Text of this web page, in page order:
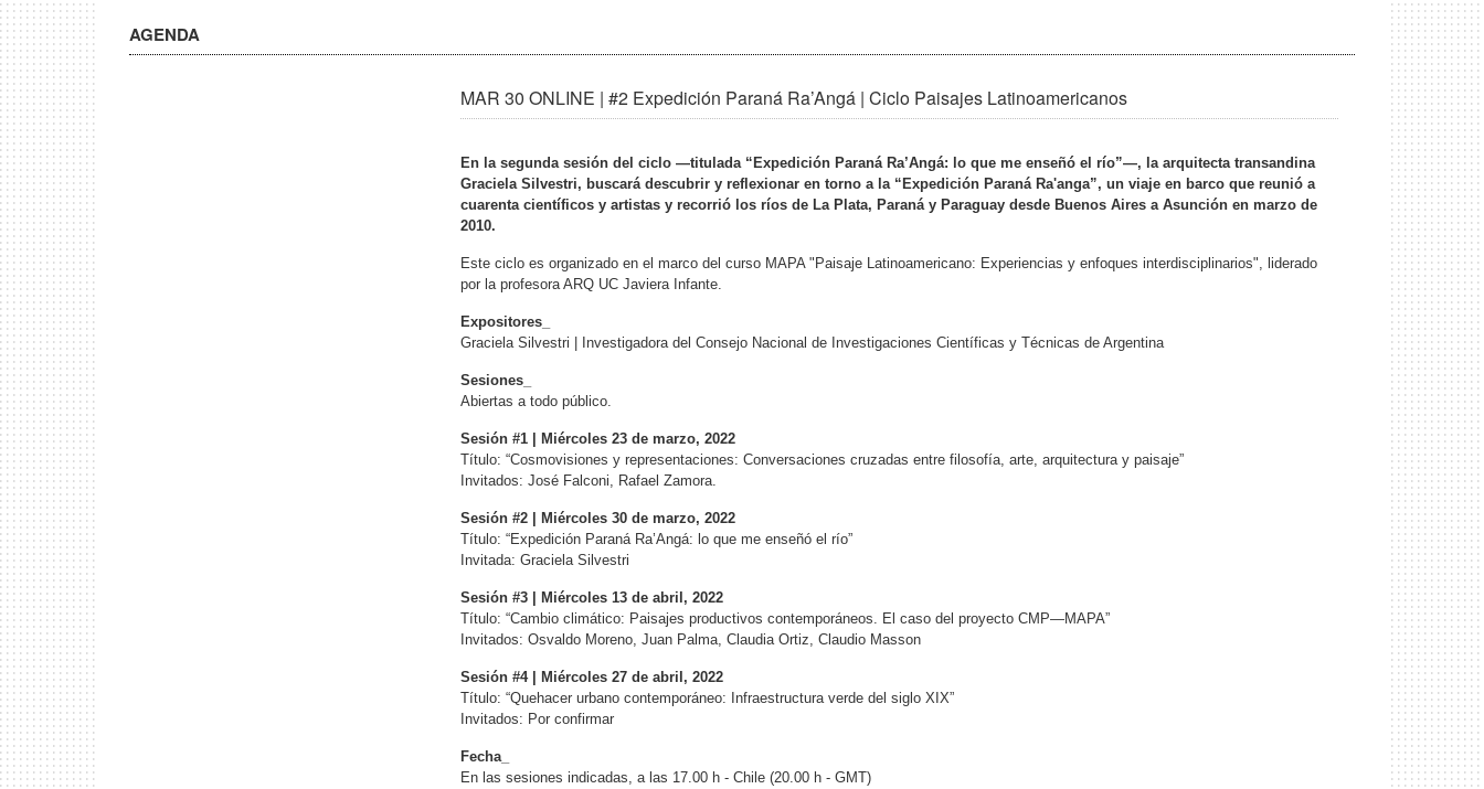
AGENDA
MAR 30 ONLINE | #2 Expedición Paraná Ra’Angá | Ciclo Paisajes Latinoamericanos
En la segunda sesión del ciclo —titulada “Expedición Paraná Ra’Angá: lo que me enseñó el río”—, la arquitecta transandina
Graciela Silvestri, buscará descubrir y reflexionar en torno a la “Expedición Paraná Ra'anga”, un viaje en barco que reunió a
cuarenta científicos y artistas y recorrió los ríos de La Plata, Paraná y Paraguay desde Buenos Aires a Asunción en marzo de
2010.
Este ciclo es organizado en el marco del curso MAPA "Paisaje Latinoamericano: Experiencias y enfoques interdisciplinarios", liderado
por la profesora ARQ UC Javiera Infante.
Expositores_
Graciela Silvestri | Investigadora del Consejo Nacional de Investigaciones Científicas y Técnicas de Argentina
Sesiones_
Abiertas a todo público.
Sesión #1 | Miércoles 23 de marzo, 2022
Título: “Cosmovisiones y representaciones: Conversaciones cruzadas entre filosofía, arte, arquitectura y paisaje”
Invitados: José Falconi, Rafael Zamora.
Sesión #2 | Miércoles 30 de marzo, 2022
Título: “Expedición Paraná Ra’Angá: lo que me enseñó el río”
Invitada: Graciela Silvestri
Sesión #3 | Miércoles 13 de abril, 2022
Título: “Cambio climático: Paisajes productivos contemporáneos. El caso del proyecto CMP—MAPA”
Invitados: Osvaldo Moreno, Juan Palma, Claudia Ortiz, Claudio Masson
Sesión #4 | Miércoles 27 de abril, 2022
Título: “Quehacer urbano contemporáneo: Infraestructura verde del siglo XIX”
Invitados: Por confirmar
Fecha_
En las sesiones indicadas, a las 17.00 h - Chile (20.00 h - GMT)